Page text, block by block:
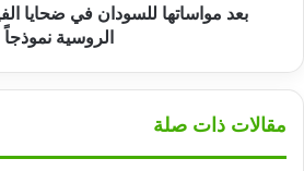
نموذجاًبعد مواساتها للسودان في ضحايا
الروسية نموذجاً
مقالات ذات صلة